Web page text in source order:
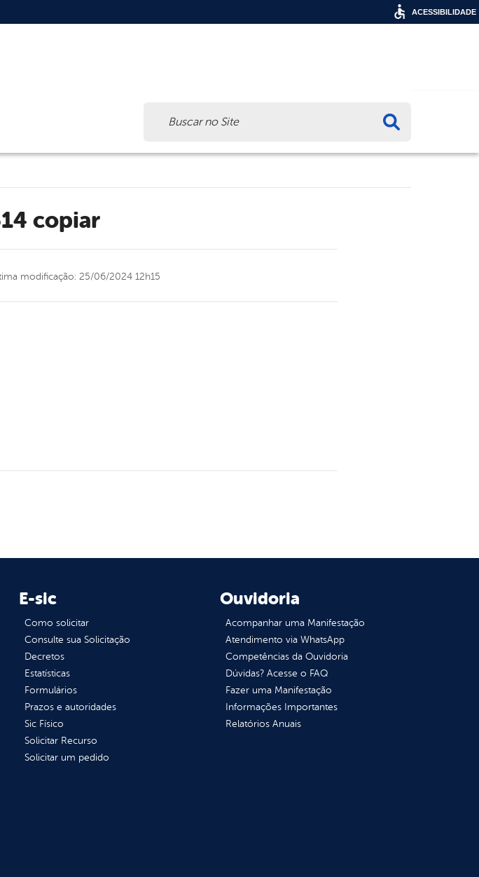
copiar
modificação: 25/06/2024 12h15
E-sic
Como solicitar
Consulte sua Solicitação
Decretos
Estatísticas
Formulários
Prazos e autoridades
Sic Físico
Solicitar Recurso
Solicitar um pedido
Ouvidoria
Acompanhar uma Manifestação
Atendimento via WhatsApp
Competências da Ouvidoria
Dúvidas? Acesse o FAQ
Fazer uma Manifestação
Informações Importantes
Relatórios Anuais
ACESSIBILIDADE